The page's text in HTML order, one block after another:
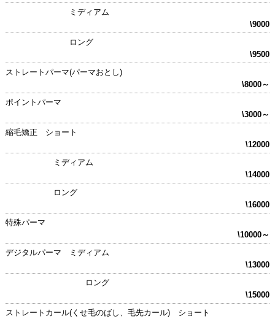
ミディアム
\9000
ロング
\9500
ストレートパーマ(パーマおとし)
\8000～
ポイントパーマ
\3000～
縮毛矯正 ショート
\12000
ミディアム
\14000
ロング
\16000
特殊パーマ
\10000～
デジタルパーマ ミディアム
\13000
ロング
\15000
ストレートカール(くせ毛のばし、毛先カール) ショート